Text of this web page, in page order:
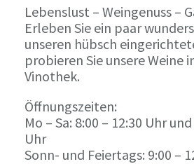
Lebenslust – Weingenuss –
Erleben Sie ein paar
unseren hübsch
probieren Sie unsere Weine
Vinothek.
Öffnungszeiten:
Mo – Sa: 8:00 – 12:30 Uhr
Uhr
Sonn- und Feiertags: 9:00 –